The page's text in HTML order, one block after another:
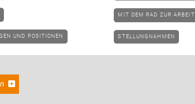
UND POSITIONEN
MIT DEM RAD ZUR ARBEIT
STELLUNGNAHMEN